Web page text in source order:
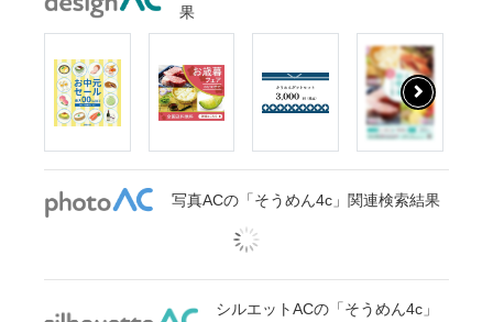
果
写真ACの「そうめん4c」関連検索結果
シルエットACの「そうめん4c」